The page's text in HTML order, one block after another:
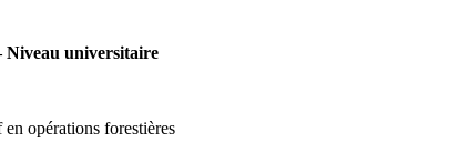
Niveau universitaire
opérations forestières